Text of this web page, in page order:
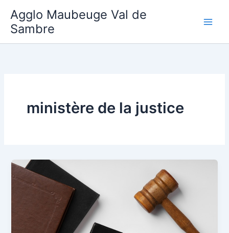
contenu
Agglo Maubeuge Val de
Sambre
ministère de la justice